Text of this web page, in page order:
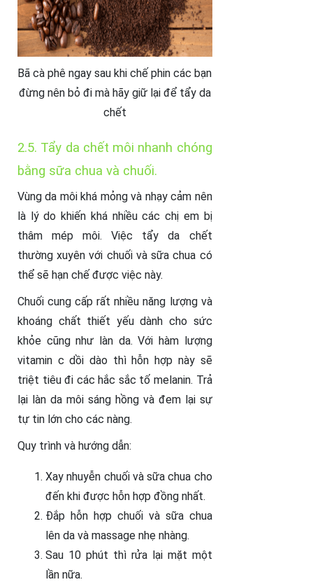
Bã cà phê ngay sau khi chế phin các bạn
đừng nên bỏ đi mà hãy giữ lại để tẩy da
chết
2.5. Tẩy da chết môi nhanh chóng
bằng sữa chua và chuối.
Vùng da môi khá mỏng và nhạy cảm nên
là lý do khiến khá nhiều các chị em bị
thâm mép môi. Việc tẩy da chết
thường xuyên với chuối và sữa chua có
thể sẽ hạn chế được việc này.
Chuối cung cấp rất nhiều năng lượng và
khoáng chất thiết yếu dành cho sức
khỏe cũng như làn da. Với hàm lượng
vitamin c dồi dào thì hỗn hợp này sẽ
triệt tiêu đi các hắc sắc tố melanin. Trả
lại làn da môi sáng hồng và đem lại sự
tự tin lớn cho các nàng.
Quy trình và hướng dẫn:
Xay nhuyễn chuối và sữa chua cho
đến khi được hỗn hợp đồng nhất.
Đắp hỗn hợp chuối và sữa chua
lên da và massage nhẹ nhàng.
Sau 10 phút thì rửa lại mặt một
lần nữa.